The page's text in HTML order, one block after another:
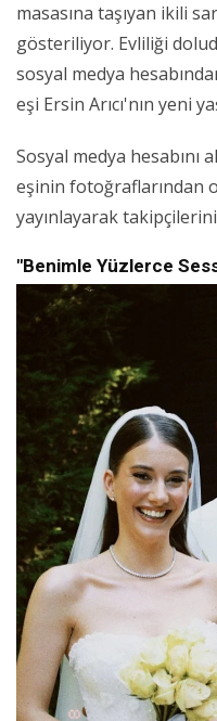
masasına taşıyan ikili
gösteriliyor. Evliliği
sosyal medya
eşi Ersin Arıcı'nın yeni
Sosyal medya
eşinin fotoğraflarından
yayınlayarak
"Benimle Yüzlerce